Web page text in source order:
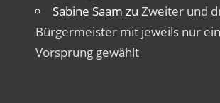
Sabine Saam zu Zweiter und
Bürgermeister mit jeweils nur
Vorsprung gewählt